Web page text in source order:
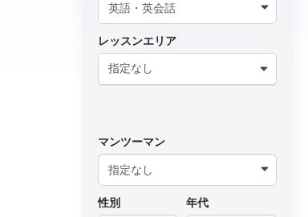
レッスンエリア
指定なし
マンツーマン
性別 年代